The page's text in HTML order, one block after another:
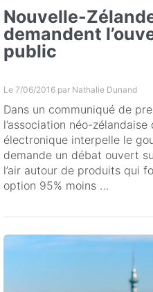
Nouvelle-
demandent
public
Le 7/06/2016 par Nathalie Dunand
Dans un communiqué de
l’association néo-
électronique interpelle le
demande un débat ouvert
l’air autour de produits qui
option 95% moins …